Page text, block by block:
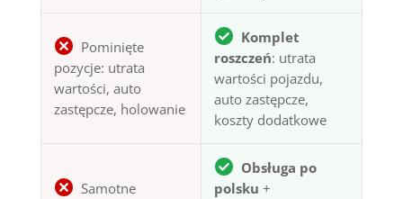
Pominięte
pozycje: utrata
wartości, auto
zastępcze, holowanie
Komplet
roszczeń: utrata
wartości pojazdu,
auto zastępcze,
koszty dodatkowe
Samotne
Obsługa po
polsku +